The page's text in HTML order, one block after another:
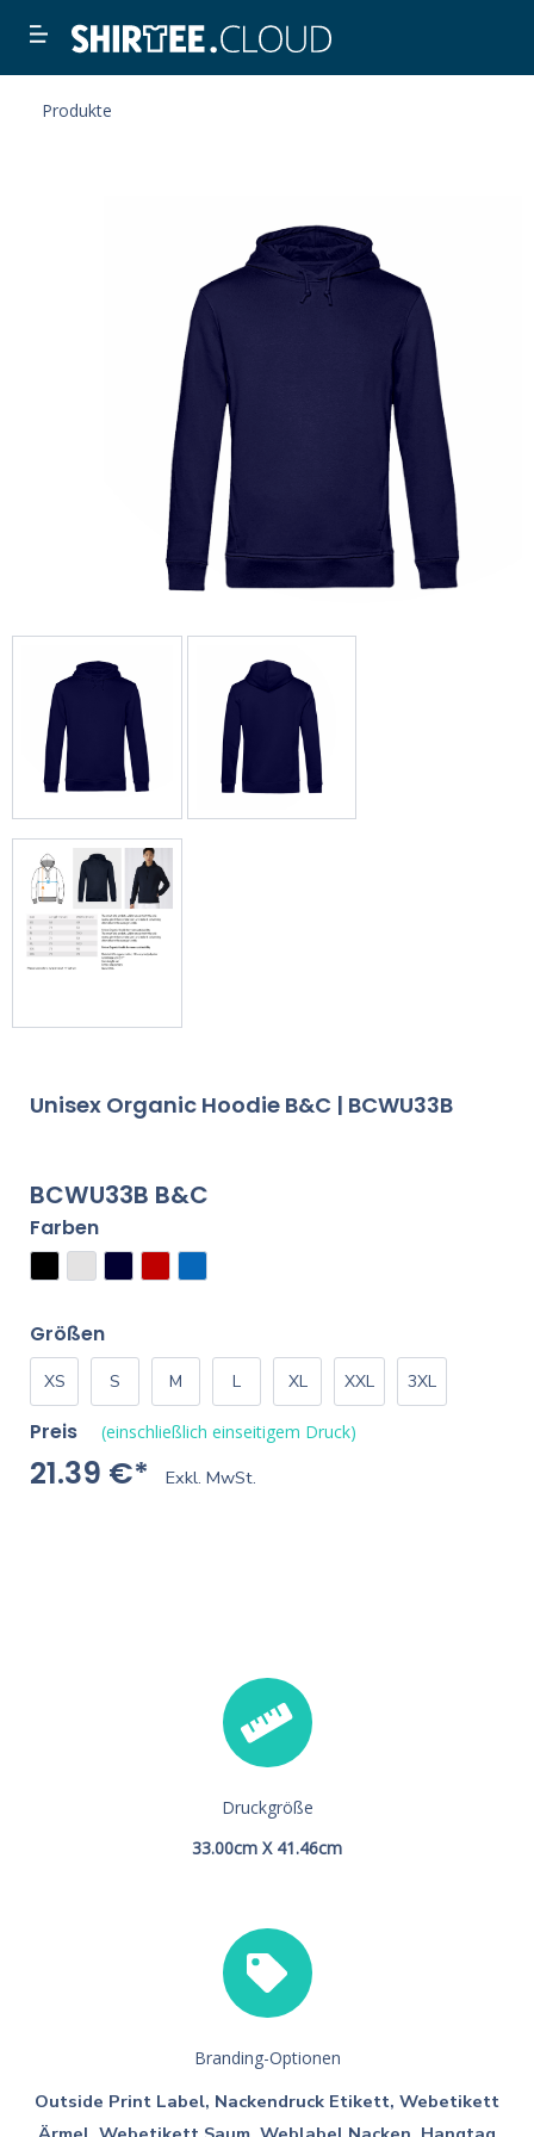
Produkte
Unisex Organic Hoodie B&C | BCWU33B
BCWU33B B&C
Farben
Größen
XS S M L XL XXL 3XL
Preis (einschließlich einseitigem Druck)
21.39 €* Exkl. MwSt.
Druckgröße
33.00cm X 41.46cm
Branding-Optionen
Outside Print Label, Nackendruck Etikett, Webetikett